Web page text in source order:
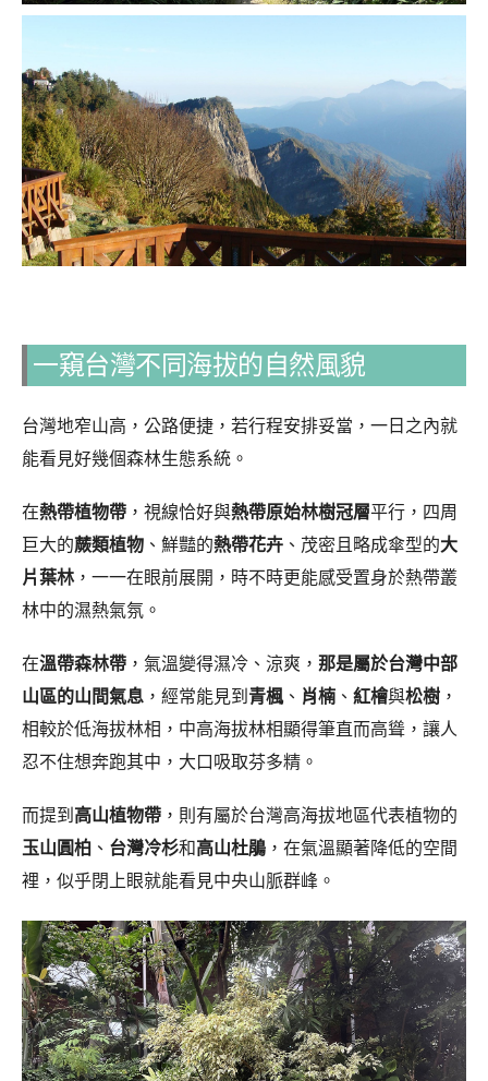
一窺台灣不同海拔的自然風貌
台灣地窄山高，公路便捷，若行程安排妥當，一日之內就
能看見好幾個森林生態系統。
在熱帶植物帶 ，視線恰好與熱帶原始林樹冠層平行，四周
巨大的蕨類植物 、鮮豔的熱帶花卉 、茂密且略成傘型的大
片葉林，一一在眼前展開，時不時更能感受置身於熱帶叢
林中的濕熱氣氛。
在溫帶森林帶 ，氣溫變得濕冷、涼爽， 那是屬於台灣中部
山區的山間氣息 ，經常能見到青楓、 肖楠 、 紅檜與松樹 ，
相較於低海拔林相，中高海拔林相顯得筆直而高聳，讓人
忍不住想奔跑其中，大口吸取芬多精。
而提到高山植物帶 ，則有屬於台灣高海拔地區代表植物的
玉山圓柏 、 台灣冷杉和高山杜鵑 ，在氣溫顯著降低的空間
裡，似乎閉上眼就能看見中央山脈群峰。